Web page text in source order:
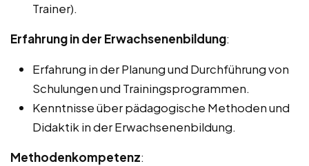
Trainer).
Erfahrung in der Erwachsenenbildung:
Erfahrung in der Planung und Durchführung von
Schulungen und Trainingsprogrammen.
Kenntnisse über pädagogische Methoden und
Didaktik in der Erwachsenenbildung.
Methodenkompetenz: